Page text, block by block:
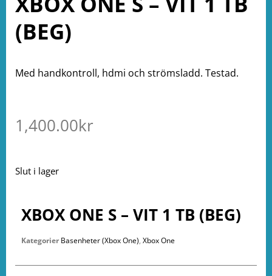
(BEG)
Med handkontroll, hdmi och strömsladd. Testad.
1,400.00kr
Slut i lager
XBOX ONE S – VIT 1 TB (BEG)
Kategorier Basenheter (Xbox One), Xbox One